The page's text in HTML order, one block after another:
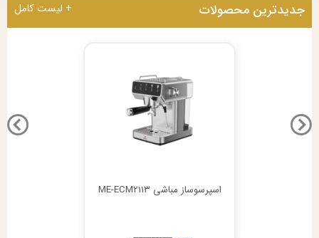
جدیدترین محصولات + لیست کامل
اسپرسوساز مباشی ME-ECM2113